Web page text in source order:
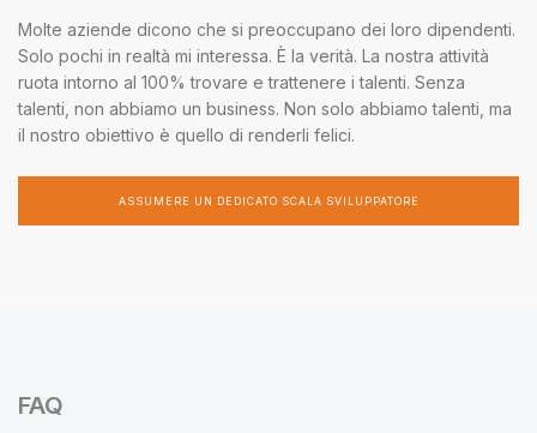
Molte aziende dicono che si preoccupano dei loro dipendenti.
Solo pochi in realtà mi interessa. È la verità. La nostra attività
ruota intorno al 100% trovare e trattenere i talenti. Senza
talenti, non abbiamo un business. Non solo abbiamo talenti, ma
il nostro obiettivo è quello di renderli felici.
ASSUMERE UN DEDICATO SCALA SVILUPPATORE
FAQ